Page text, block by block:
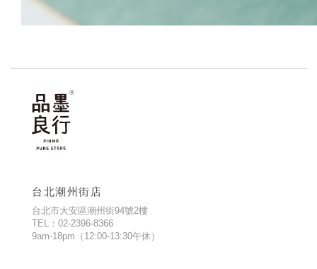
台北潮州街店
台北市大安區潮州街94號2樓
TEL：02-2396-8366
9am-18pm（12:00-13:30午休）